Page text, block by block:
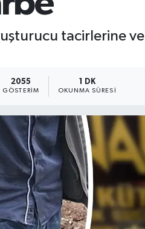
tacirlerine
2055
GÖSTERIM
1 DK
OKUNMA SÜRESI